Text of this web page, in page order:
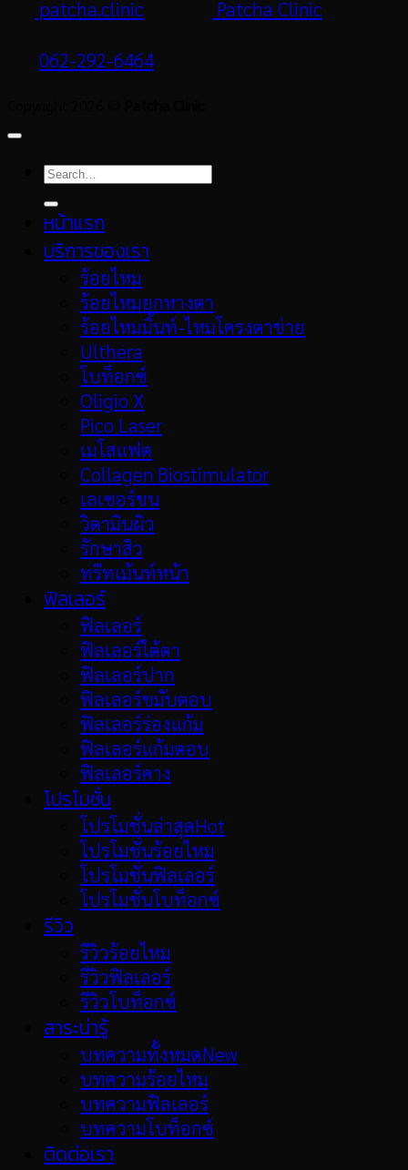
patcha.clinic Patcha Clinic
062-292-6464
หน้าแรก
บริการของเรา
ร้อยไหม
ร้อยไหมยกหางตา
ร้อยไหมมิ้นท์-ไหมโครงตาข่าย
Ulthera
โบท็อกซ์
Oligio X
Pico Laser
เมโสแฟต
Collagen Biostimulator
เลเซอร์ขน
วิตามินผิว
รักษาสิว
ทรีทเม้นท์หน้า
ฟิลเลอร์
ฟิลเลอร์
ฟิลเลอร์ใต้ตา
ฟิลเลอร์ปาก
ฟิลเลอร์ขมับตอบ
ฟิลเลอร์ร่องแก้ม
ฟิลเลอร์แก้มตอบ
ฟิลเลอร์คาง
โปรโมชั่น
โปรโมชั่นล่าสุด
โปรโมชั่นร้อยไหม
โปรโมชั่นฟิลเลอร์
โปรโมชั่นโบท็อกซ์
รีวิว
รีวิวร้อยไหม
รีวิวฟิลเลอร์
รีวิวโบท็อกซ์
สาระน่ารู้
บทความทั้งหมด
บทความร้อยไหม
บทความฟิลเลอร์
บทความโบท็อกซ์
ติดต่อเรา